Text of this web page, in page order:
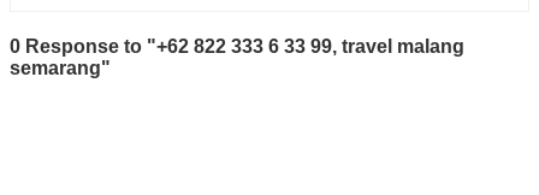
0 Response to "+62 822 333 6 33 99, travel malang
semarang"